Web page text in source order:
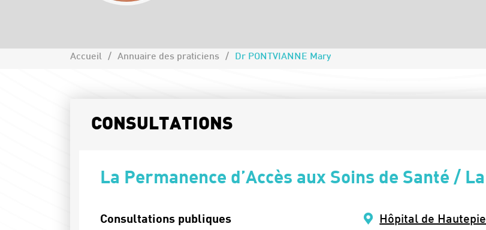
Accueil Annuaire des praticiens Dr PONTVIANNE Mary
CONSULTATIONS
La Permanence d’Accès aux Soins de Santé /
Consultations publiques Hôpital de